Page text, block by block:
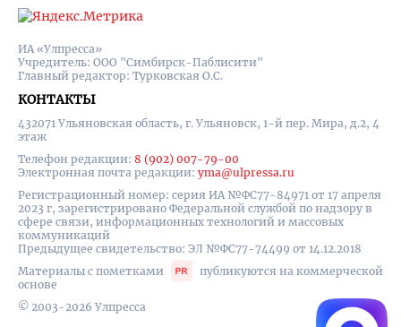
ИА «Улпресса»
Учредитель: ООО "Симбирск-Паблисити"
Главный редактор: Турковская О.С.
КОНТАКТЫ
432071 Ульяновская область, г. Ульяновск, 1-й пер. Мира, д.2, 4
этаж
Телефон редакции: 8 (902) 007-79-00
Электронная почта редакции: yma@ulpressa.ru
Регистрационный номер: серия ИА №ФС77-84971 от 17 апреля
2023 г, зарегистрировано Федеральной службой по надзору в
сфере связи, информационных технологий и массовых
коммуникаций
Предыдущее свидетельство: ЭЛ №ФС77-74499 от 14.12.2018
Материалы с пометками
публикуются на коммерческой
основе
© 2003-2026 Улпресса